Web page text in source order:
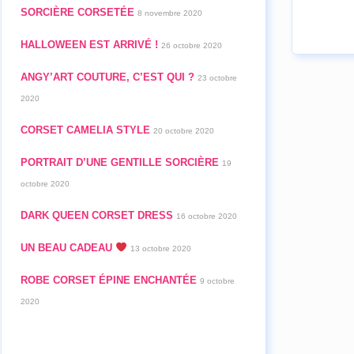
SORCIÈRE CORSETÉE 8 novembre 2020
HALLOWEEN EST ARRIVÉ ! 26 octobre 2020
ANGY’ART COUTURE, C’EST QUI ? 23 octobre
2020
CORSET CAMELIA STYLE 20 octobre 2020
PORTRAIT D’UNE GENTILLE SORCIÈRE 19
octobre 2020
DARK QUEEN CORSET DRESS 16 octobre 2020
UN BEAU CADEAU 13 octobre 2020
ROBE CORSET ÉPINE ENCHANTÉE 9 octobre
2020